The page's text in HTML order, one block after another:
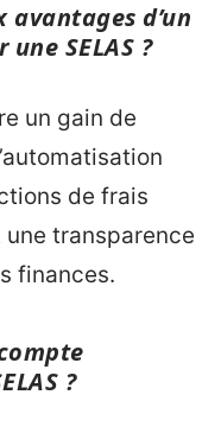
d’un
SELAS ?
un gain de
de frais
transparence
finances.
?